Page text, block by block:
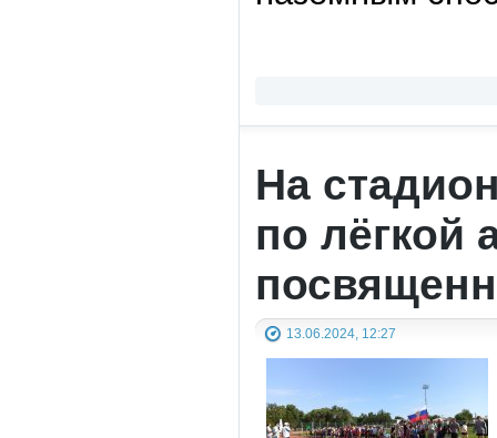
На
по лёгкой
13.06.2024, 12:27